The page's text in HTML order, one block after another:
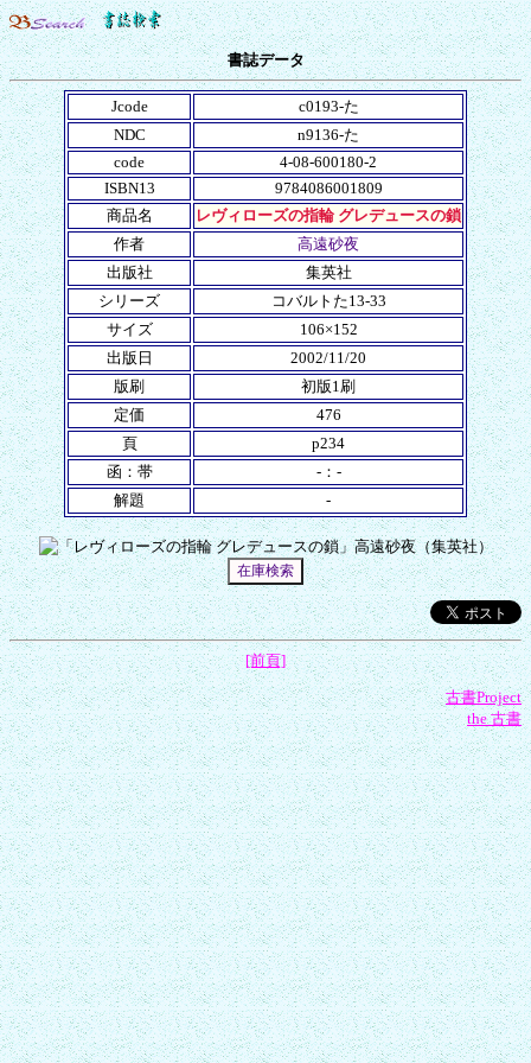
書誌データ
Jcode
c0193-た
NDC
n9136-た
code
4-08-600180-2
ISBN13
9784086001809
商品名
レヴィローズの指輪 グレデュースの鎖
作者
高遠砂夜
出版社
集英社
シリーズ
コバルトた13-33
サイズ
106×152
出版日
2002/11/20
版刷
初版1刷
定価
476
頁
p234
函：帯
-：-
解題
-
[前頁]
古書Project
the 古書